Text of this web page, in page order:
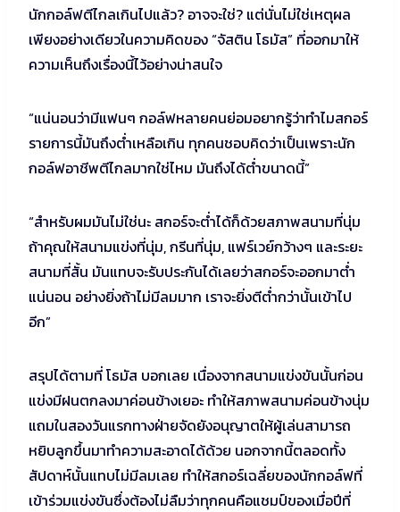
นักกอล์ฟตีไกลเกินไปแล้ว? อาจจะใช่? แต่นั่นไม่ใช่เหตุผล
เพียงอย่างเดียวในความคิดของ “จัสติน โธมัส” ที่ออกมาให้
ความเห็นถึงเรื่องนี้ไว้อย่างน่าสนใจ
“แน่นอนว่ามีแฟนๆ กอล์ฟหลายคนย่อมอยากรู้ว่าทำไมสกอร์
รายการนี้มันถึงต่ำเหลือเกิน ทุกคนชอบคิดว่าเป็นเพราะนัก
กอล์ฟอาชีพตีไกลมากใช่ไหม มันถึงได้ต่ำขนาดนี้”
“สำหรับผมมันไม่ใช่นะ สกอร์จะต่ำได้ก็ด้วยสภาพสนามที่นุ่ม
ถ้าคุณให้สนามแข่งที่นุ่ม, กรีนที่นุ่ม, แฟร์เวย์กว้างๆ และระยะ
สนามที่สั้น มันแทบจะรับประกันได้เลยว่าสกอร์จะออกมาต่ำ
แน่นอน อย่างยิ่งถ้าไม่มีลมมาก เราจะยิ่งตีต่ำกว่านั้นเข้าไป
อีก”
สรุปได้ตามที่ โธมัส บอกเลย เนื่องจากสนามแข่งขันนั้นก่อน
แข่งมีฝนตกลงมาค่อนข้างเยอะ ทำให้สภาพสนามค่อนข้างนุ่ม
แถมในสองวันแรกทางฝ่ายจัดยังอนุญาตให้ผู้เล่นสามารถ
หยิบลูกขึ้นมาทำความสะอาดได้ด้วย นอกจากนี้ตลอดทั้ง
สัปดาห์นั้นแทบไม่มีลมเลย ทำให้สกอร์เฉลี่ยของนักกอล์ฟที่
เข้าร่วมแข่งขันซึ่งต้องไม่ลืมว่าทุกคนคือแชมป์ของเมื่อปีที่